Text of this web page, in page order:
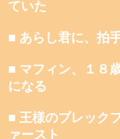
ていた
■ あらし君に、拍
■ マフィン、１８
になる
■ 王様のブレック
ァースト